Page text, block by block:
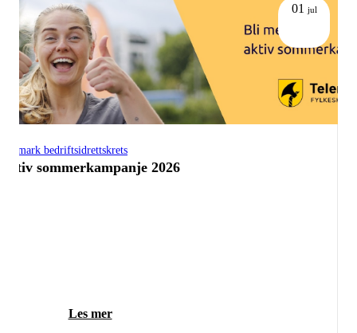
bedriftsidrettskrets
sommerkampanje 2026
Les mer
01 jul